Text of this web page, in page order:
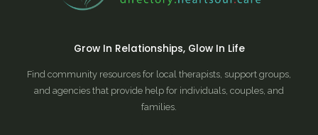
Grow In Relationships, Glow In Life
Find community resources for local therapists, support groups,
and agencies that provide help for individuals, couples, and
families.